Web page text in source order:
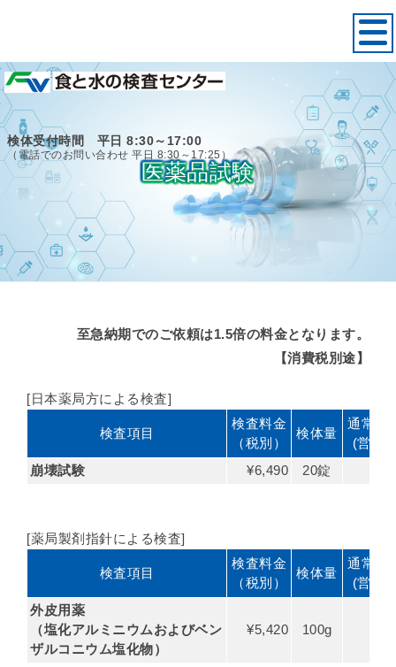
検体受付時間 平日 8:30～17:00
（電話でのお問い合わせ 平日 8:30～17:25）
医薬品試験
至急納期でのご依頼は1.5倍の料金となります。
【消費税別途】
[日本薬局方による検査]
検査項目
検査料金
（税別）
検体量
通常納
(営業
崩壊試験
¥6,490 20錠
[薬局製剤指針による検査]
検査項目
検査料金
（税別）
検体量
通常納
(営業
外皮用薬
（塩化アルミニウムおよびベン
ザルコニウム塩化物）
¥5,420 100g